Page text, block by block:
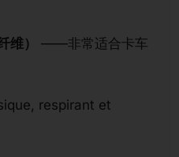
维）
——非常适合卡车
respirant et